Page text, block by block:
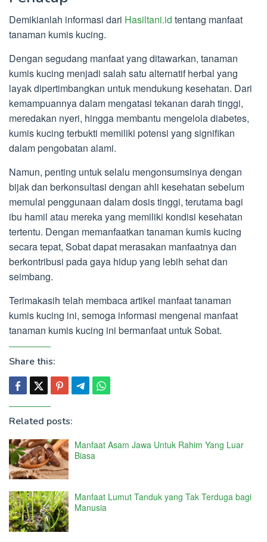
Demikianlah informasi dari Hasiltani.id tentang manfaat
tanaman kumis kucing.
Dengan segudang manfaat yang ditawarkan, tanaman
kumis kucing menjadi salah satu alternatif herbal yang
layak dipertimbangkan untuk mendukung kesehatan. Dari
kemampuannya dalam mengatasi tekanan darah tinggi,
meredakan nyeri, hingga membantu mengelola diabetes,
kumis kucing terbukti memiliki potensi yang signifikan
dalam pengobatan alami.
Namun, penting untuk selalu mengonsumsinya dengan
bijak dan berkonsultasi dengan ahli kesehatan sebelum
memulai penggunaan dalam dosis tinggi, terutama bagi
ibu hamil atau mereka yang memiliki kondisi kesehatan
tertentu. Dengan memanfaatkan tanaman kumis kucing
secara tepat, Sobat dapat merasakan manfaatnya dan
berkontribusi pada gaya hidup yang lebih sehat dan
seimbang.
Terimakasih telah membaca artikel manfaat tanaman
kumis kucing ini, semoga informasi mengenai manfaat
tanaman kumis kucing ini bermanfaat untuk Sobat.
Share this:
Related posts:
Manfaat Asam Jawa Untuk Rahim Yang Luar
Biasa
Manfaat Lumut Tanduk yang Tak Terduga bagi
Manusia